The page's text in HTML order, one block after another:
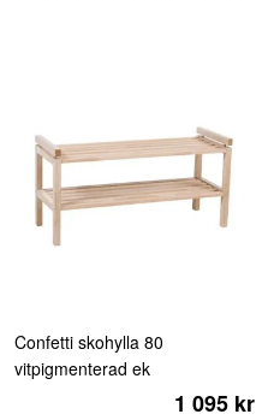
Confetti skohylla 80
vitpigmenterad ek
1 095 kr